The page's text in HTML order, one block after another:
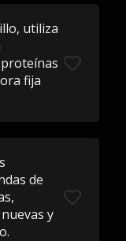
utiliza
fija
de
y